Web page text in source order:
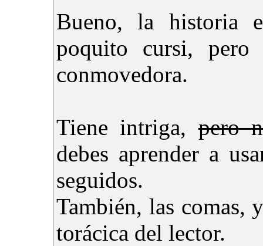
Bueno, la historia
poquito cursi, pero
conmovedora.
Tiene intriga,pero
debes aprender a
seguidos.
También, las comas,
torácica del lector.